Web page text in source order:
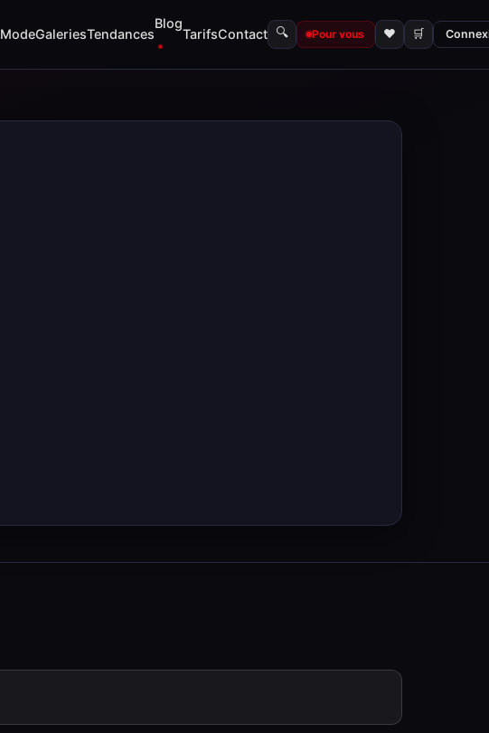
ModeGaleriesTendances
Blog
TarifsContact 🔍 Pour vous ♥ 🛒